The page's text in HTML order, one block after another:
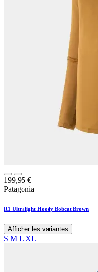
199,95 €
Patagonia
R1 Ultralight Hoody Bobcat Brown
Afficher les variantes
S M L XL